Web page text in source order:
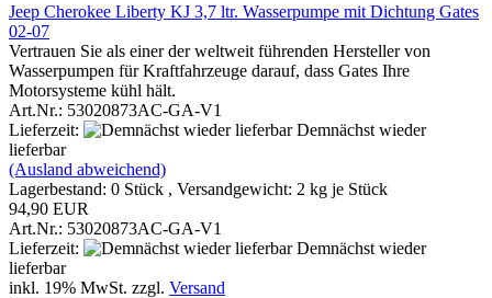
Jeep Cherokee Liberty KJ 3,7 ltr. Wasserpumpe mit Dichtung Gates
02-07
Vertrauen Sie als einer der weltweit führenden Hersteller von
Wasserpumpen für Kraftfahrzeuge darauf, dass Gates Ihre
Motorsysteme kühl hält.
Art.Nr.: 53020873AC-GA-V1
Lieferzeit:
Demnächst wieder
lieferbar
(Ausland abweichend)
Lagerbestand: 0 Stück , Versandgewicht: 2 kg je Stück
94,90 EUR
Art.Nr.: 53020873AC-GA-V1
Lieferzeit:
Demnächst wieder
lieferbar
inkl. 19% MwSt. zzgl. Versand